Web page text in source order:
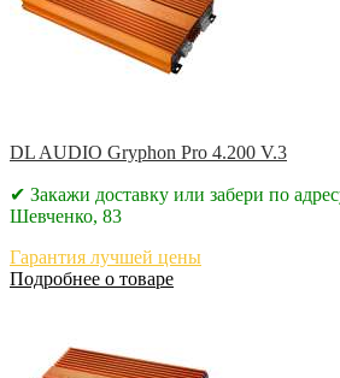
DL AUDIO Gryphon Pro 4.200 V.3
✔ Закажи доставку или забери по
Шевченко, 83
Гарантия лучшей цены
Подробнее о товаре